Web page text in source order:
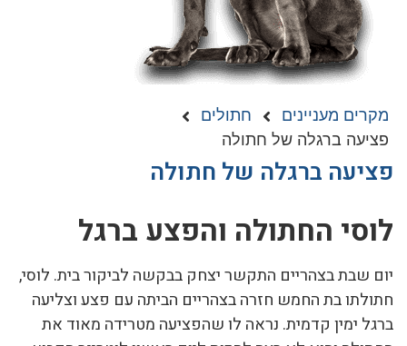
מקרים מעניינים
חתולים
פציעה ברגלה של חתולה
פציעה ברגלה של חתולה
לוסי החתולה והפצע ברגל
יום שבת בצהריים התקשר יצחק בבקשה לביקור בית. לוסי,
חתולתו בת החמש חזרה בצהריים הביתה עם פצע וצליעה
ברגל ימין קדמית. נראה לו שהפציעה מטרידה מאוד את